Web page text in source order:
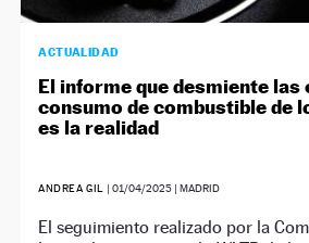
ACTUALIDAD
El informe que desmiente las
consumo de combustible de
es la realidad
ANDREA GIL | 01/04/2025| MADRID
El seguimiento realizado por la